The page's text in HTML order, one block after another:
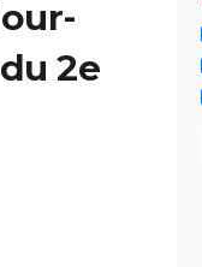
2e